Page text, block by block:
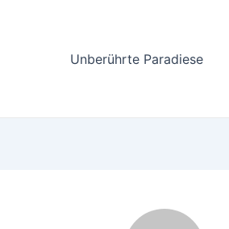
Unberührte Paradiese